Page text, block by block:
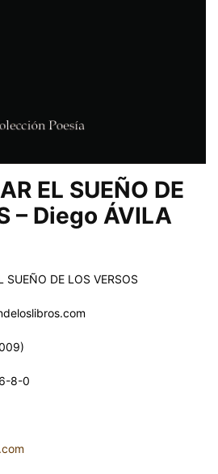
EL SUEÑO DE
– Diego ÁVILA
SUEÑO DE LOS VERSOS
8-0